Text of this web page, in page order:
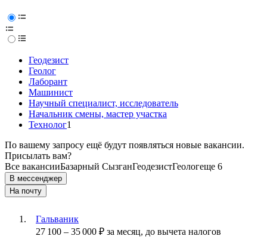
Геодезист
Геолог
Лаборант
Машинист
Научный специалист, исследователь
Начальник смены, мастер участка
Технолог1
По вашему запросу ещё будут появляться новые вакансии.
Присылать вам?
Все вакансииБазарный СызганГеодезистГеологеще 6
В мессенджер
На почту
Гальваник
27 100 – 35 000 ₽ за месяц, до вычета налогов